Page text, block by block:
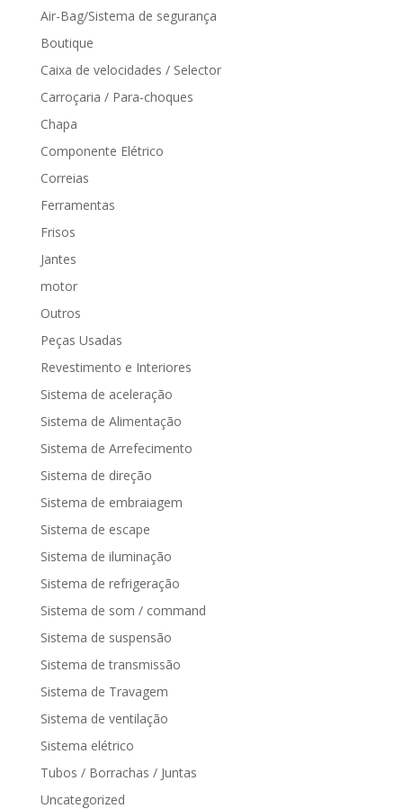
Air-Bag/Sistema de segurança
Boutique
Caixa de velocidades / Selector
Carroçaria / Para-choques
Chapa
Componente Elétrico
Correias
Ferramentas
Frisos
Jantes
motor
Outros
Peças Usadas
Revestimento e Interiores
Sistema de aceleração
Sistema de Alimentação
Sistema de Arrefecimento
Sistema de direção
Sistema de embraiagem
Sistema de escape
Sistema de iluminação
Sistema de refrigeração
Sistema de som / command
Sistema de suspensão
Sistema de transmissão
Sistema de Travagem
Sistema de ventilação
Sistema elétrico
Tubos / Borrachas / Juntas
Uncategorized